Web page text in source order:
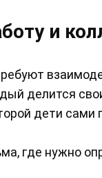
и
делится
дети
где нужно